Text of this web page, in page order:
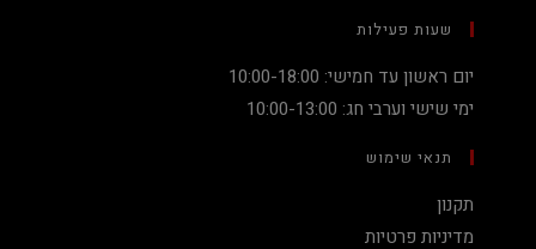
שעות פעילות
יום ראשון עד חמישי: 10:00-18:00
ימי שישי וערבי חג: 10:00-13:00
תנאי שימוש
תקנון
מדיניות פרטיות